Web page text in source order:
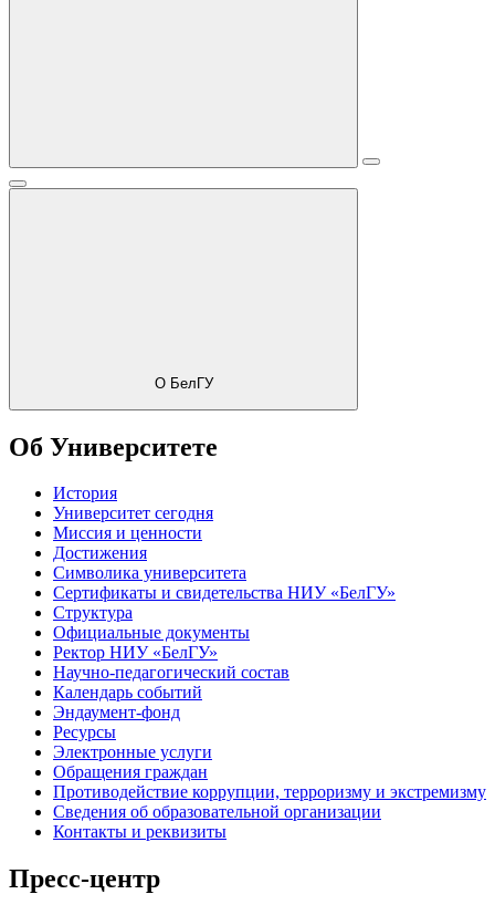
О БелГУ
Об Университете
История
Университет сегодня
Миссия и ценности
Достижения
Символика университета
Сертификаты и свидетельства НИУ «БелГУ»
Структура
Официальные документы
Ректор НИУ «БелГУ»
Научно-педагогический состав
Календарь событий
Эндаумент-фонд
Ресурсы
Электронные услуги
Обращения граждан
Противодействие коррупции, терроризму и экстремизму
Сведения об образовательной организации
Контакты и реквизиты
Пресс-центр